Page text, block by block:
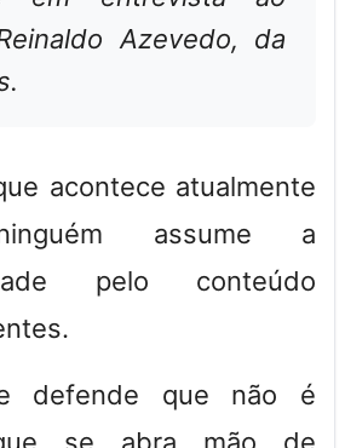
Azevedo, da
acontece atualmente
assume a
pelo conteúdo
defende que não é